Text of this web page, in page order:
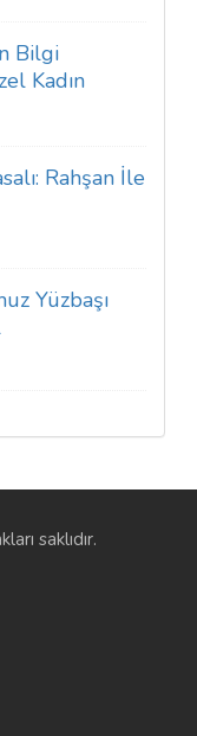
Bilgi
Kadın
Rahşan İle
Yüzbaşı
saklıdır.